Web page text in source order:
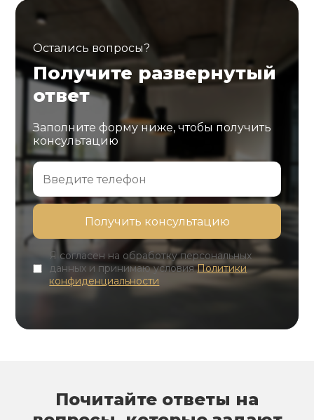
Остались вопросы?
Получите развернутый
ответ
Заполните форму ниже, чтобы получить
консультацию
Я согласен на обработку персональных
данных и принимаю условияПолитики
конфиденциальности
Почитайте ответы на